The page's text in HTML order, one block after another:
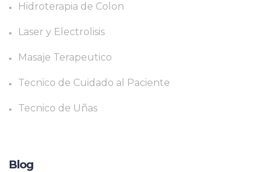
Hidroterapia de Colon
Laser y Electrolisis
Masaje Terapeutico
Tecnico de Cuidado al Paciente
Tecnico de Uñas
Blog